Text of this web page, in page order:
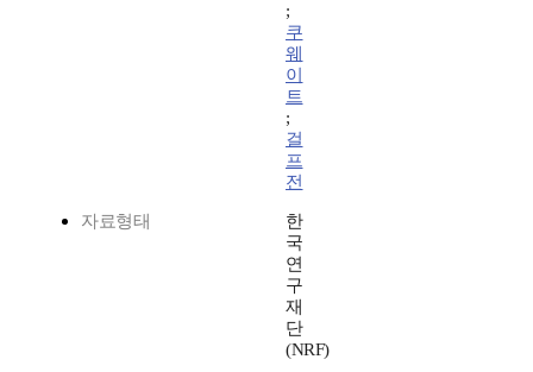
;
쿠
웨
이
트
;
걸
프
전
자료형태
한
국
연
구
재
단
(NRF)